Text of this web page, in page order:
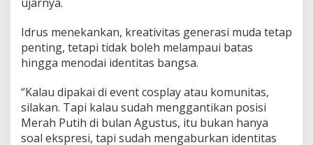
Idrus menekankan, kreativitas generasi muda tetap
penting, tetapi tidak boleh melampaui batas
hingga menodai identitas bangsa.
“Kalau dipakai di event cosplay atau komunitas,
silakan. Tapi kalau sudah menggantikan posisi
Merah Putih di bulan Agustus, itu bukan hanya
soal ekspresi, tapi sudah mengaburkan identitas